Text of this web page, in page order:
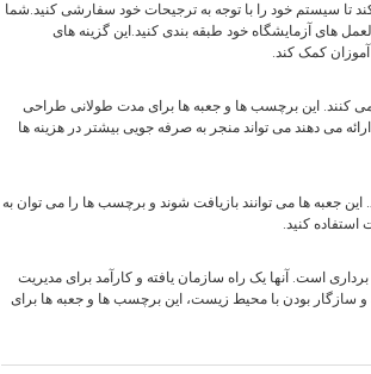
کمک کند تا سیستم خود را با توجه به ترجیحات خود سفارشی کنید.شما
های آزمایشگاه خود طبقه بندی کنید.این گزینه های
کمک کند.
کنند. این برچسب ها و جعبه ها برای مدت طولانی طراحی
ارائه می دهند می تواند منجر به صرفه جویی بیشتر در هزینه ها
جعبه ها می توانند بازیافت شوند و برچسب ها را می توان به
استفاده کنید.
نمونه برداری است. آنها یک راه سازمان یافته و کارآمد برای مدیریت
و سازگار بودن با محیط زیست، این برچسب ها و جعبه ها برای